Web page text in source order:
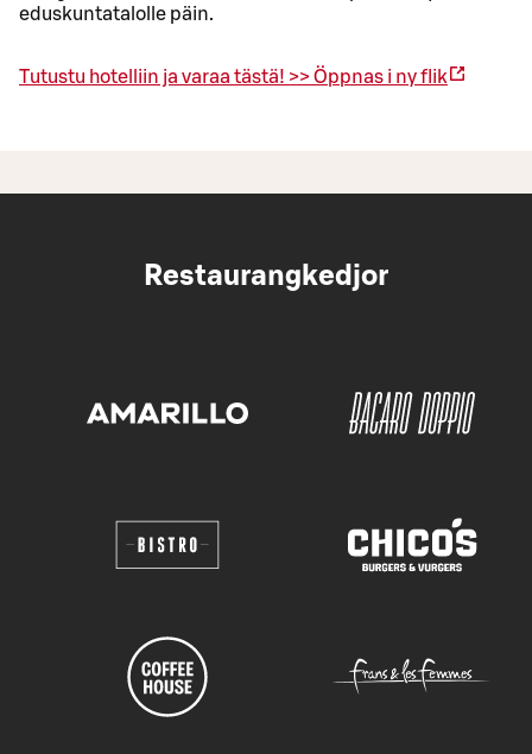
eduskuntatalolle päin.
Tutustu hotelliin ja varaa tästä! >>Öppnas i ny flik
Restaurangkedjor